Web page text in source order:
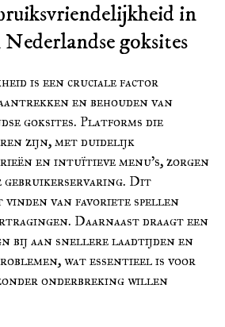
in
Nederlandse goksites
is een cruciale factor
en behouden van
goksites. Platforms die
zijn, met duidelijk
en intuïtieve menu’s, zorgen
gebruikerservaring. Dit
van favoriete spellen
Daarnaast draagt een
bij aan snellere laadtijden en
wat essentieel is voor
onderbreking willen